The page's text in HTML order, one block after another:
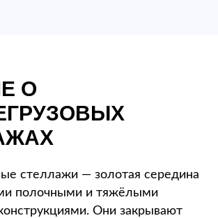
О
стеллажи — золотая середина
полочными и тяжёлыми
Они закрывают